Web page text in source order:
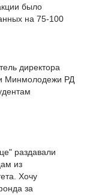
было
на 75-100
директора
Минмолодежи РД
раздавали
из
Хочу
за